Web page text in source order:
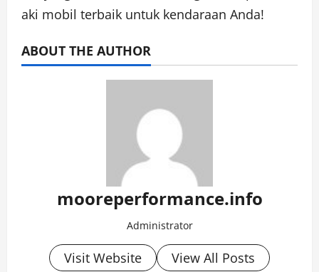
aki mobil terbaik untuk kendaraan Anda!
ABOUT THE AUTHOR
mooreperformance.info
Administrator
Visit Website View All Posts